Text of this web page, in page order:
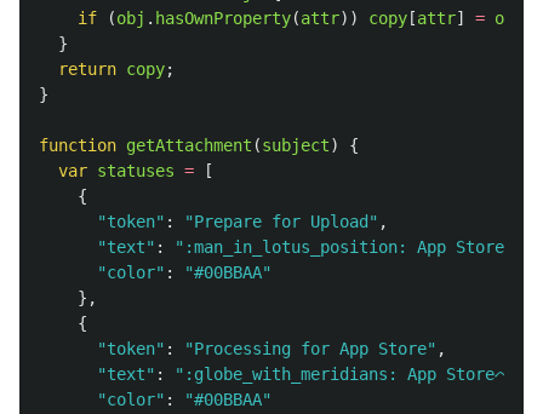
if
(obj . hasOwnProperty(attr)) copy [attr] = obj
}
return copy;
}
function getAttachment (subject)
{
var statuses =
[
{
"token" : "Prepare for Upload " ,
"text" : " :man_in_lotus_position: App Storeへのア
"color" : "#00BBAA"
},
{
"token" : "Processing for App Store" ,
"text" : " :globe_with_meridians: App Storeへのア
"color" : "#00BBAA"